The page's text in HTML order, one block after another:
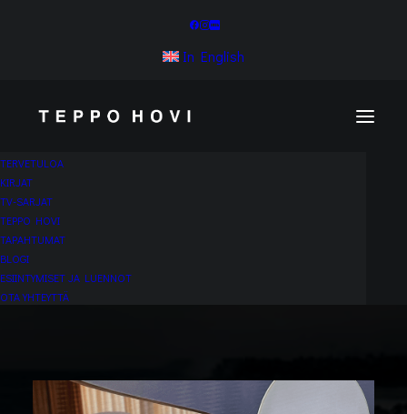
In English
TERVETULOA
KIRJAT
TV-SARJAT
TEPPO HOVI
TAPAHTUMAT
BLOGI
ESIINTYMISET JA LUENNOT
OTA YHTEYTTÄ